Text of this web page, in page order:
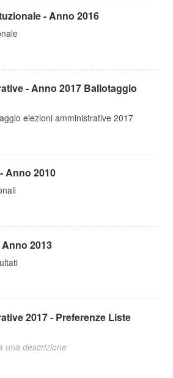
- Anno 2016
- Anno 2017 Ballotaggio
elezioni amministrative 2017
Anno 2010
2013
2017 - Preferenze Liste
una descrizione